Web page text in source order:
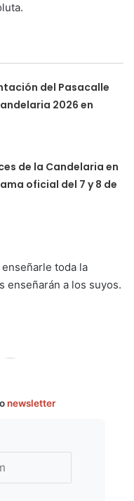
del Pasacalle
2026 en
de la Candelaria en
oficial del 7 y 8 de
toda la
enseñarán a los suyos.
newsletter